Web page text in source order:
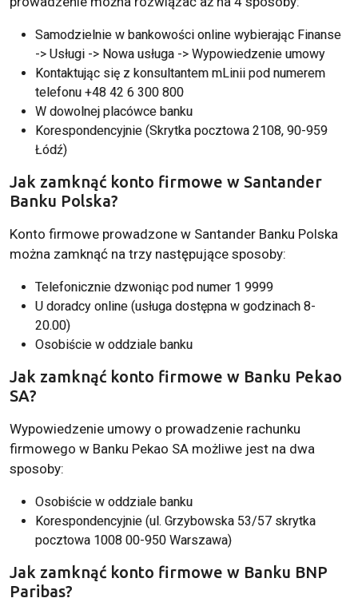
Samodzielnie w bankowości online wybierając Finanse
-> Usługi -> Nowa usługa -> Wypowiedzenie umowy
Kontaktując się z konsultantem mLinii pod numerem
telefonu +48 42 6 300 800
W dowolnej placówce banku
Korespondencyjnie (Skrytka pocztowa 2108, 90-959
Łódź)
Jak zamknąć konto firmowe w Santander
Banku Polska?
Konto firmowe prowadzone w Santander Banku Polska
można zamknąć na trzy następujące sposoby:
Telefonicznie dzwoniąc pod numer 1 9999
U doradcy online (usługa dostępna w godzinach 8-
20.00)
Osobiście w oddziale banku
Jak zamknąć konto firmowe w Banku Pekao
SA?
Wypowiedzenie umowy o prowadzenie rachunku
firmowego w Banku Pekao SA możliwe jest na dwa
sposoby:
Osobiście w oddziale banku
Korespondencyjnie (ul. Grzybowska 53/57 skrytka
pocztowa 1008 00-950 Warszawa)
Jak zamknąć konto firmowe w Banku BNP
Paribas?